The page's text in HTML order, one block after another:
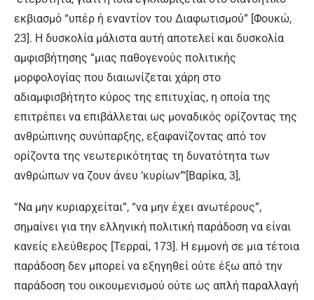
εκβιασμό “υπέρ ή εναντίον του Διαφωτισμού” [Φουκώ,
23]. Η δυσκολία μάλιστα αυτή αποτελεί και δυσκολία
αμφισβήτησης “μιας παθογενούς πολιτικής
μορφολογίας που διαιωνίζεται χάρη στο
αδιαμφισβήτητο κύρος της επιτυχίας, η οποία της
επιτρέπει να επιβάλλεται ως μοναδικός ορίζοντας της
ανθρώπινης συνύπαρξης, εξαφανίζοντας από τον
ορίζοντα της νεωτερικότητας τη δυνατότητα των
ανθρώπων να ζουν άνευ ‘κυρίων”‘[Βαρίκα, 3],
“Να μην κυριαρχείται”, “να μην έχει ανωτέρους”,
σημαίνει για την ελληνική πολιτική παράδοση να είναι
κανείς ελεύθερος [Τερραί, 173]. Η εμμονή σε μια τέτοια
παράδοση δεν μπορεί να εξηγηθεί ούτε έξω από την
παράδοση του οικουμενισμού ούτε ως απλή παραλλαγή